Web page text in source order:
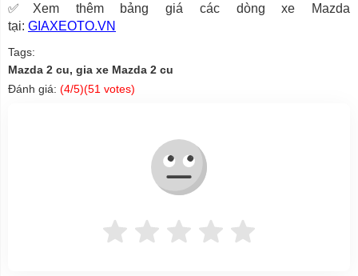
✅Xem thêm bảng giá các dòng xe Mazda
tại: GIAXEOTO.VN
Tags:
Mazda 2 cu, gia xe Mazda 2 cu
Đánh giá: (4/5)(51 votes)